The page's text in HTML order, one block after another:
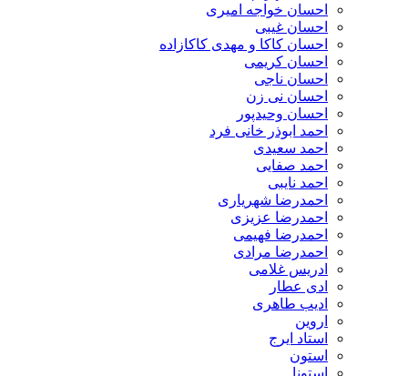
احسان خواجه امیری
احسان غیبی
احسان کاکا و مهدی کاکازاده
احسان کریمی
احسان ناجی
احسان نی زن
احسان وحیدپور
احمد ابوذر خانی فرد
احمد سعیدی
احمد صفایی
احمد نایبی
احمدرضا شهریاری
احمدرضا عزیزی
احمدرضا فهیمی
احمدرضا مرادی
ادریس غلامی
ادی عطار
ادیب طاهری
اروین
استاد ایرج
استون
استونا